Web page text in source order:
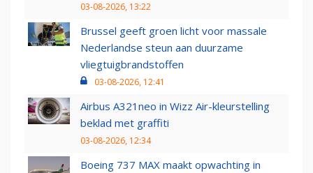
03-08-2026, 13:22
Brussel geeft groen licht voor massale
Nederlandse steun aan duurzame
vliegtuigbrandstoffen
03-08-2026, 12:41
Airbus A321neo in Wizz Air-kleurstelling
beklad met graffiti
03-08-2026, 12:34
Boeing 737 MAX maakt opwachting in